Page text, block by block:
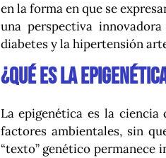
en la forma en que se
una perspectiva
diabetes y la hipertensión
¿Qué es la
La epigenética es la
factores ambientales, sin
“texto” genético permanece